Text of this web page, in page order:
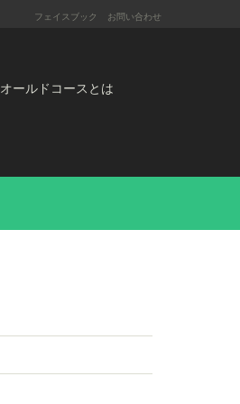
フェイスブック お問い合わせ
オールドコースとは